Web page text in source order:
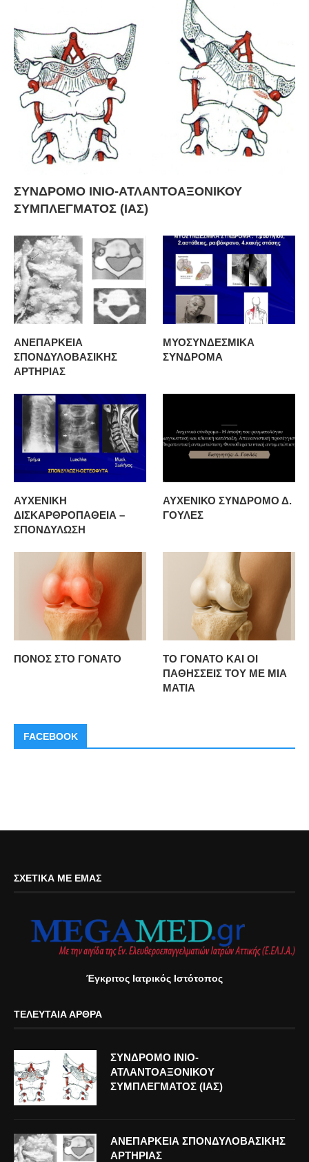
ΣΥΝΔΡΟΜΟ ΙΝΙΟ-ΑΤΛΑΝΤΟΑΞΟΝΙΚΟΥ
ΣΥΜΠΛΕΓΜΑΤΟΣ (ΙΑΣ)
ΑΝΕΠΑΡΚΕΙΑ
ΣΠΟΝΔΥΛΟΒΑΣΙΚΗΣ
ΑΡΤΗΡΙΑΣ
ΜΥΟΣΥΝΔΕΣΜΙΚΑ
ΣΥΝΔΡΟΜΑ
ΑΥΧΕΝΙΚΗ
ΔΙΣΚΑΡΘΡΟΠΑΘΕΙΑ –
ΣΠΟΝΔΥΛΩΣΗ
ΑΥΧΕΝΙΚΟ ΣΥΝΔΡΟΜΟ Δ.
ΓΟΥΛΕΣ
ΠΟΝΟΣ ΣΤΟ ΓΟΝΑΤΟ
ΤΟ ΓΟΝΑΤΟ ΚΑΙ ΟΙ
ΠΑΘΗΣΣΕΙΣ ΤΟΥ ΜΕ ΜΙΑ
ΜΑΤΙΑ
FACEBOOK
ΣΧΕΤΙΚΆ ΜΕ ΕΜΆΣ
Έγκριτος Ιατρικός Ιστότοπος
ΤΕΛΕΥΤΑΊΑ ΆΡΘΡΑ
ΣΥΝΔΡΟΜΟ ΙΝΙΟ-
ΑΤΛΑΝΤΟΑΞΟΝΙΚΟΥ
ΣΥΜΠΛΕΓΜΑΤΟΣ (ΙΑΣ)
ΑΝΕΠΑΡΚΕΙΑ ΣΠΟΝΔΥΛΟΒΑΣΙΚΗΣ
ΑΡΤΗΡΙΑΣ